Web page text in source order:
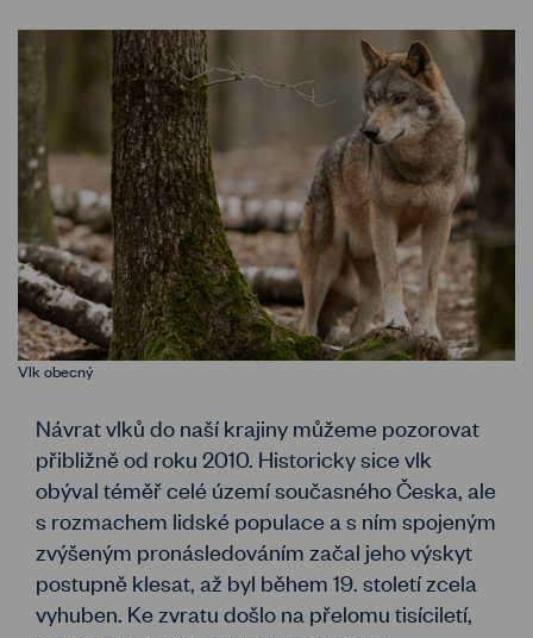
Vlk obecný
Návrat vlků do naší krajiny můžeme pozorovat
přibližně od roku 2010. Historicky sice vlk
obýval téměř celé území současného Česka, ale
s rozmachem lidské populace a s ním spojeným
zvýšeným pronásledováním začal jeho výskyt
postupně klesat, až byl během 19. století zcela
vyhuben. Ke zvratu došlo na přelomu tisíciletí,